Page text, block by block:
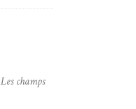
Les champs